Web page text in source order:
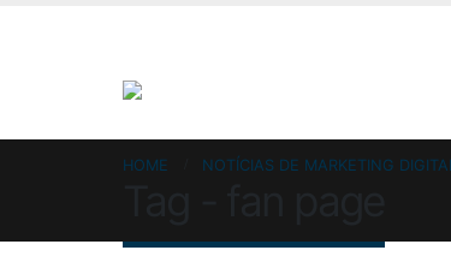
HOME NOTÍCIAS DE MARKETING